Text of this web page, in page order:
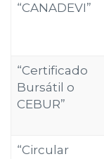
“CANADEVI”
“Certificado
Bursátil o
CEBUR”
“Circular